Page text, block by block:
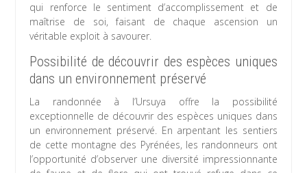
qui renforce le sentiment d’accomplissement et de
maîtrise de soi, faisant de chaque ascension un
véritable exploit à savourer.
Possibilité de découvrir des espèces uniques
dans un environnement préservé
La randonnée à l’Ursuya offre la possibilité
exceptionnelle de découvrir des espèces uniques dans
un environnement préservé. En arpentant les sentiers
de cette montagne des Pyrénées, les randonneurs ont
l’opportunité d’observer une diversité impressionnante